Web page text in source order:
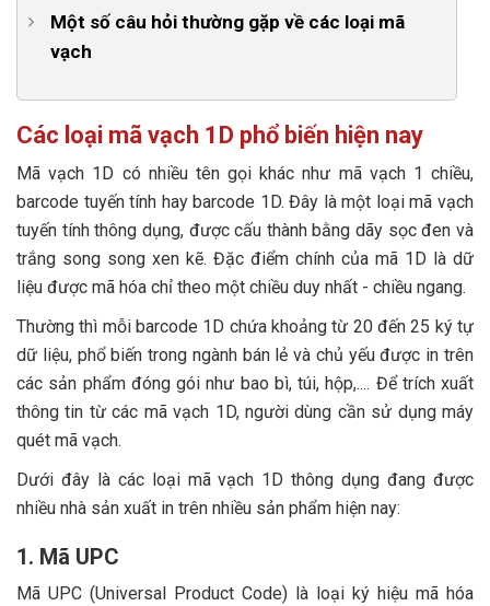
2. Mã EAN
3. Mã Code 39
4. Mã Code 128
5. Mã vạch ITF (Interleaved 2 of 5)
6. Mã Codabar
7. Mã vạch 93
8. Mã vạch MSI Plessey
9. Mã vạch GS1 Databar
1. MÃ QR Code
2. Mã ma trận - Data Matrix
3. Mã vạch PDF417
4. Mã vạch AZTEC
Một số câu hỏi thường gặp về các loại mã
vạch
2. Làm thế nào để tạo ra mã vạch?
3 . Sự khác biệt giữa mã vạch 1D và 2D là gì?
4 . Làm sao để chọn mã vạch phù hợp với ngành
nghề kinh doanh?
Các loại mã vạch 1D phổ biến hiện nay
Mã vạch 1D có nhiều tên gọi khác như mã vạch 1 chiều,
barcode tuyến tính hay barcode 1D. Đây là một loại mã vạch
tuyến tính thông dụng, được cấu thành bằng dãy sọc đen và
trắng song song xen kẽ. Đặc điểm chính của mã 1D là dữ
liệu được mã hóa chỉ theo một chiều duy nhất - chiều ngang.
Thường thì mỗi barcode 1D chứa khoảng từ 20 đến 25 ký tự
dữ liệu, phổ biến trong ngành bán lẻ và chủ yếu được in trên
các sản phẩm đóng gói như bao bì, túi, hộp,.... Để trích xuất
thông tin từ các mã vạch 1D, người dùng cần sử dụng máy
quét mã vạch.
Dưới đây là các loại mã vạch 1D thông dụng đang được
nhiều nhà sản xuất in trên nhiều sản phẩm hiện nay:
1. Mã UPC
Mã UPC (Universal Product Code) là loại ký hiệu mã hóa